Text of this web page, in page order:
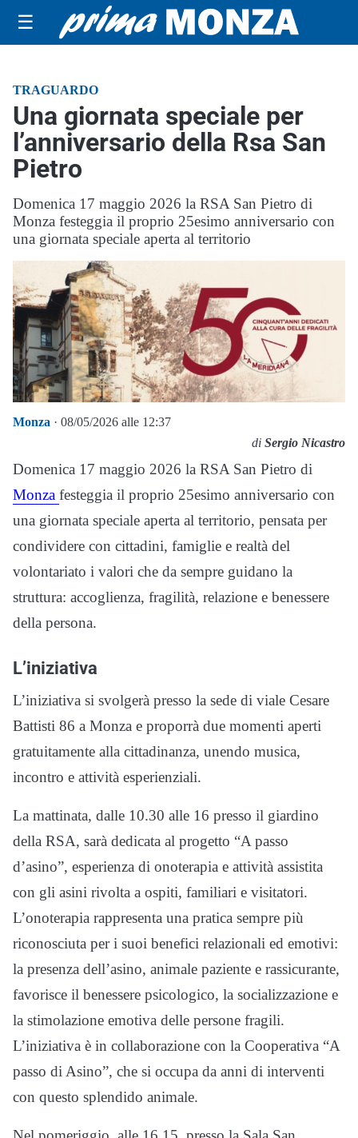
☰
TRAGUARDO
Una giornata speciale per
l’anniversario della Rsa San
Pietro
Domenica 17 maggio 2026 la RSA San Pietro di
Monza festeggia il proprio 25esimo anniversario con
una giornata speciale aperta al territorio
Monza · 08/05/2026 alle 12:37
di Sergio Nicastro
Domenica 17 maggio 2026 la RSA San Pietro di
Monza festeggia il proprio 25esimo anniversario con
una giornata speciale aperta al territorio, pensata per
condividere con cittadini, famiglie e realtà del
volontariato i valori che da sempre guidano la
struttura: accoglienza, fragilità, relazione e benessere
della persona.
L’iniziativa
L’iniziativa si svolgerà presso la sede di viale Cesare
Battisti 86 a Monza e proporrà due momenti aperti
gratuitamente alla cittadinanza, unendo musica,
incontro e attività esperienziali.
La mattinata, dalle 10.30 alle 16 presso il giardino
della RSA, sarà dedicata al progetto “A passo
d’asino”, esperienza di onoterapia e attività assistita
con gli asini rivolta a ospiti, familiari e visitatori.
L’onoterapia rappresenta una pratica sempre più
riconosciuta per i suoi benefici relazionali ed emotivi:
la presenza dell’asino, animale paziente e rassicurante,
favorisce il benessere psicologico, la socializzazione e
la stimolazione emotiva delle persone fragili.
L’iniziativa è in collaborazione con la Cooperativa “A
passo di Asino”, che si occupa da anni di interventi
con questo splendido animale.